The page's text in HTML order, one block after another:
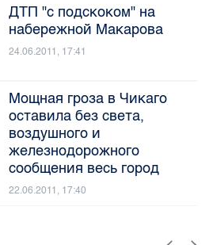
ДТП "с подскоком" на
набережной Макарова
24.06.2011, 17:41
Мощная гроза в Чикаго
оставила без света,
воздушного и
железнодорожного
сообщения весь город
22.06.2011, 17:40